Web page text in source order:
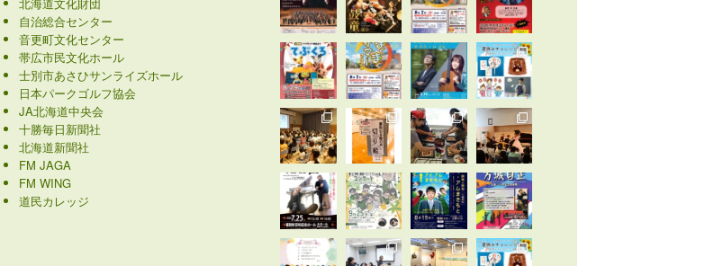
幕別町役場
北海道幕別町観光物産協会
北海道文化財団
自治総合センター
音更町文化センター
帯広市民文化ホール
士別市あさひサンライズホール
日本パークゴルフ協会
JA北海道中央会
十勝毎日新聞社
北海道新聞社
FM JAGA